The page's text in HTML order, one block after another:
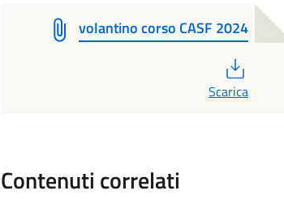
volantino corso CASF 2024
Scarica
Contenuti correlati